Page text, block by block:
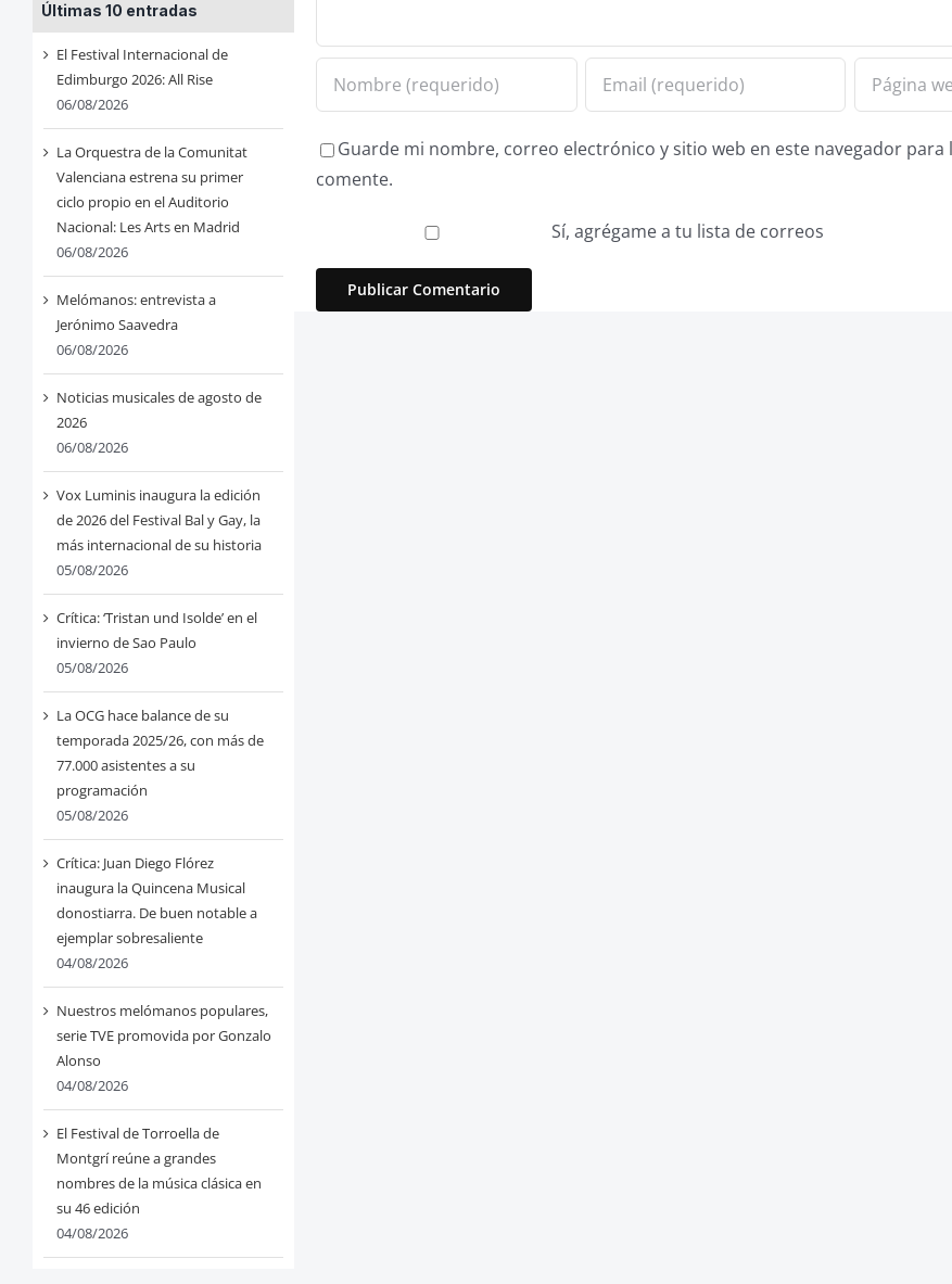
Últimas 10 entradas
El Festival Internacional de
Edimburgo 2026: All Rise
06/08/2026
La Orquestra de la Comunitat
Valenciana estrena su primer
ciclo propio en el Auditorio
Nacional: Les Arts en Madrid
06/08/2026
Melómanos: entrevista a
Jerónimo Saavedra
06/08/2026
Noticias musicales de agosto de
2026
06/08/2026
Vox Luminis inaugura la edición
de 2026 del Festival Bal y Gay, la
más internacional de su historia
05/08/2026
Crítica: ‘Tristan und Isolde’ en el
invierno de Sao Paulo
05/08/2026
La OCG hace balance de su
temporada 2025/26, con más de
77.000 asistentes a su
programación
05/08/2026
Crítica: Juan Diego Flórez
inaugura la Quincena Musical
donostiarra. De buen notable a
ejemplar sobresaliente
04/08/2026
Nuestros melómanos populares,
serie TVE promovida por Gonzalo
Alonso
04/08/2026
El Festival de Torroella de
Montgrí reúne a grandes
nombres de la música clásica en
su 46 edición
04/08/2026
Guarde mi nombre, correo electrónico y sitio web en este navegador para
comente.
Sí, agrégame a tu lista de correos